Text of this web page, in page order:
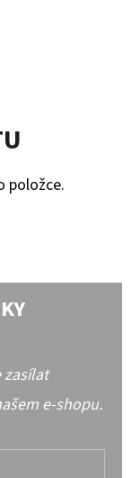
položce.
zasílat
e-shopu.